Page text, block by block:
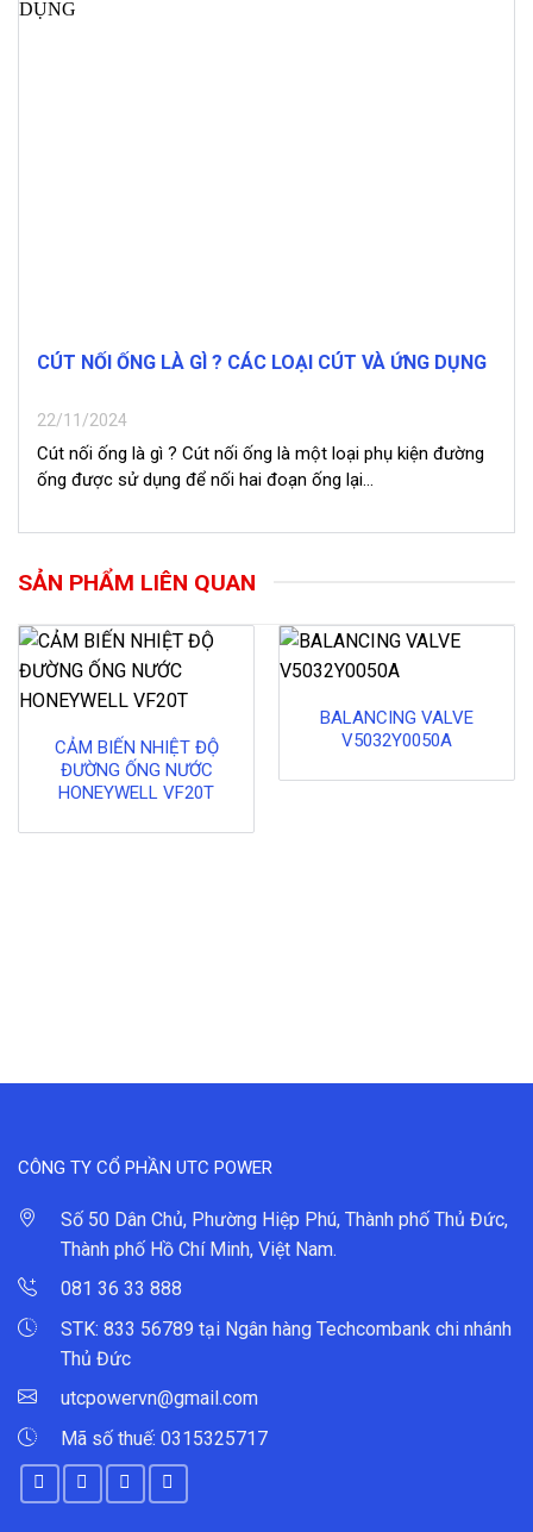
CÚT NỐI ỐNG LÀ GÌ ? CÁC LOẠI CÚT VÀ ỨNG DỤNG
22/11/2024
Cút nối ống là gì ? Cút nối ống là một loại phụ kiện đường
ống được sử dụng để nối hai đoạn ống lại...
SẢN PHẨM LIÊN QUAN
CẢM BIẾN NHIỆT ĐỘ
ĐƯỜNG ỐNG NƯỚC
HONEYWELL VF20T
BALANCING VALVE
V5032Y0050A
CÔNG TY CỔ PHẦN UTC POWER
Số 50 Dân Chủ, Phường Hiệp Phú, Thành phố Thủ Đức,
Thành phố Hồ Chí Minh, Việt Nam.
081 36 33 888
STK: 833 56789 tại Ngân hàng Techcombank chi nhánh
Thủ Đức
utcpowervn@gmail.com
Mã số thuế: 0315325717